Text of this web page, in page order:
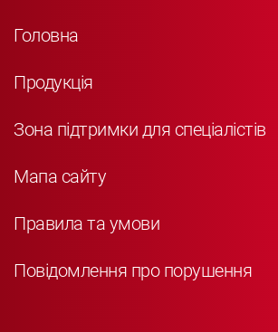
Головна
Продукція
Зона підтримки для спеціалістів
Мапа сайту
Правила та умови
Повідомлення про порушення